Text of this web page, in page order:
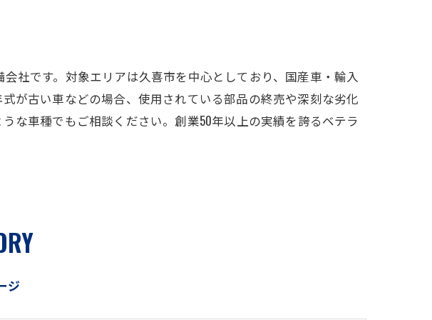
社です。対象エリアは久喜市を中心としており、国産車・輸入
が古い車などの場合、使用されている部品の終売や深刻な劣化
な車種でもご相談ください。創業50年以上の実績を誇るベテラ
ジ